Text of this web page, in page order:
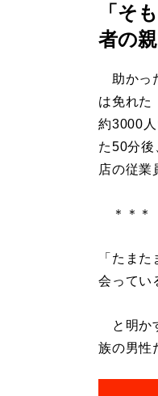
「そ
者の
助かっ
は免れた
約3000
た50分後
店の従業
＊＊＊
「たま
会ってい
と明か
族の男性